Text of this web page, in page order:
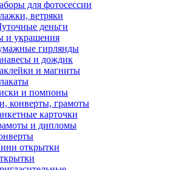
для фотосессии
ветряки
деньги
и украшения
гирлянды
и дождик
и магниты
и помпоны
конверты, грамоты
карточки
и дипломы
открытки